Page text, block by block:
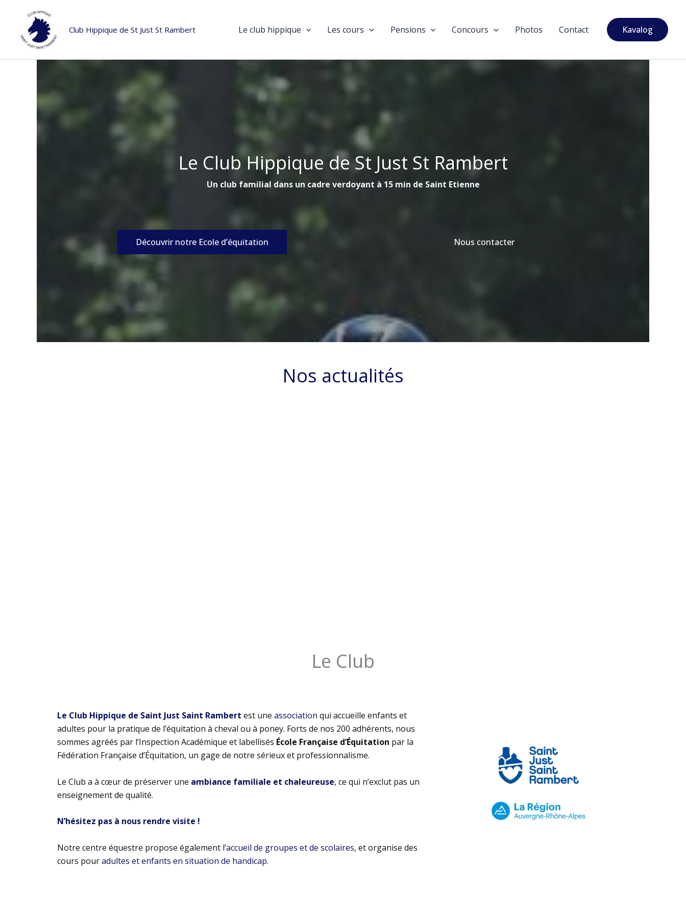
contenu
Club Hippique de St Just St Rambert Le club hippique Les cours Pensions Concours Photos Contact Kavalog
Le Club Hippique de St Just St Rambert
Un club familial dans un cadre verdoyant à 15 min de Saint Etienne
Découvrir notre Ecole d’équitation Nous contacter
Nos actualités
Le Club
Le Club Hippique de Saint Just Saint Rambert est une association qui accueille enfants et
adultes pour la pratique de l’équitation à cheval ou à poney. Forts de nos 200 adhérents, nous
sommes agréés par l’Inspection Académique et labellisés École Française d’Équitation par la
Fédération Française d’Équitation, un gage de notre sérieux et professionnalisme.
Le Club a à cœur de préserver une ambiance familiale et chaleureuse, ce qui n’exclut pas un
enseignement de qualité.
N’hésitez pas à nous rendre visite !
Notre centre équestre propose également l’accueil de groupes et de scolaires, et organise des
cours pouradultes et enfants en situation de handicap.